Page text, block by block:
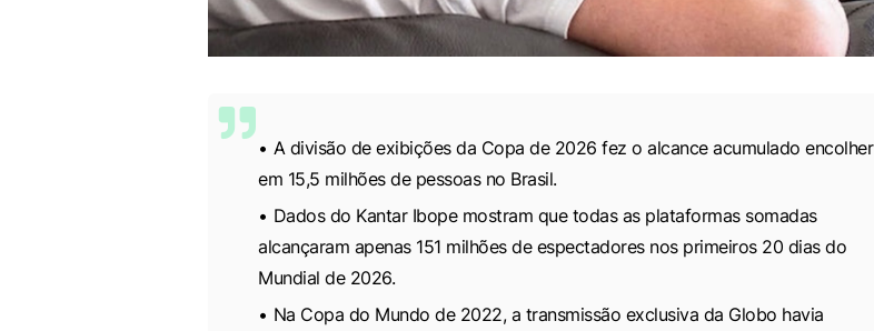
A divisão de exibições da Copa de 2026 fez o alcance acumulado encolher
em 15,5 milhões de pessoas no Brasil.
Dados do Kantar Ibope mostram que todas as plataformas somadas
alcançaram apenas 151 milhões de espectadores nos primeiros 20 dias do
Mundial de 2026.
Na Copa do Mundo de 2022, a transmissão exclusiva da Globo havia